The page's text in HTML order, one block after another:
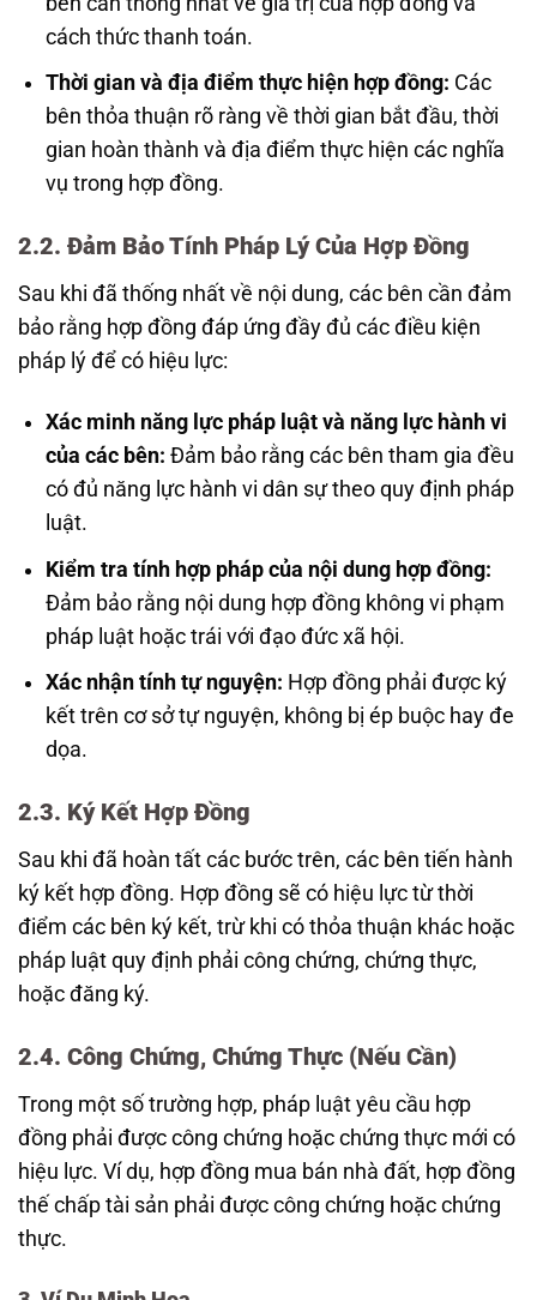
cách thức thanh toán.
Thời gian và địa điểm thực hiện hợp đồng: Các
bên thỏa thuận rõ ràng về thời gian bắt đầu, thời
gian hoàn thành và địa điểm thực hiện các nghĩa
vụ trong hợp đồng.
2.2. Đảm Bảo Tính Pháp Lý Của Hợp Đồng
Sau khi đã thống nhất về nội dung, các bên cần đảm
bảo rằng hợp đồng đáp ứng đầy đủ các điều kiện
pháp lý để có hiệu lực:
Xác minh năng lực pháp luật và năng lực hành vi
của các bên: Đảm bảo rằng các bên tham gia đều
có đủ năng lực hành vi dân sự theo quy định pháp
luật.
Kiểm tra tính hợp pháp của nội dung hợp đồng:
Đảm bảo rằng nội dung hợp đồng không vi phạm
pháp luật hoặc trái với đạo đức xã hội.
Xác nhận tính tự nguyện: Hợp đồng phải được ký
kết trên cơ sở tự nguyện, không bị ép buộc hay đe
dọa.
2.3. Ký Kết Hợp Đồng
Sau khi đã hoàn tất các bước trên, các bên tiến hành
ký kết hợp đồng. Hợp đồng sẽ có hiệu lực từ thời
điểm các bên ký kết, trừ khi có thỏa thuận khác hoặc
pháp luật quy định phải công chứng, chứng thực,
hoặc đăng ký.
2.4. Công Chứng, Chứng Thực (Nếu Cần)
Trong một số trường hợp, pháp luật yêu cầu hợp
đồng phải được công chứng hoặc chứng thực mới có
hiệu lực. Ví dụ, hợp đồng mua bán nhà đất, hợp đồng
thế chấp tài sản phải được công chứng hoặc chứng
thực.